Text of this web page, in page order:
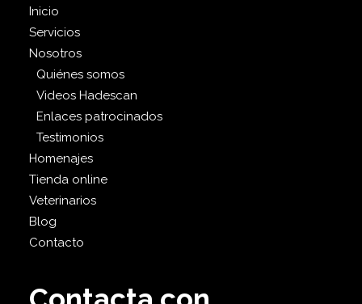
Inicio
Servicios
Nosotros
Quiénes somos
Videos Hadescan
Enlaces patrocinados
Testimonios
Homenajes
Tienda online
Veterinarios
Blog
Contacto